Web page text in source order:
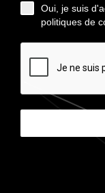
Oui, je suis
politiques de